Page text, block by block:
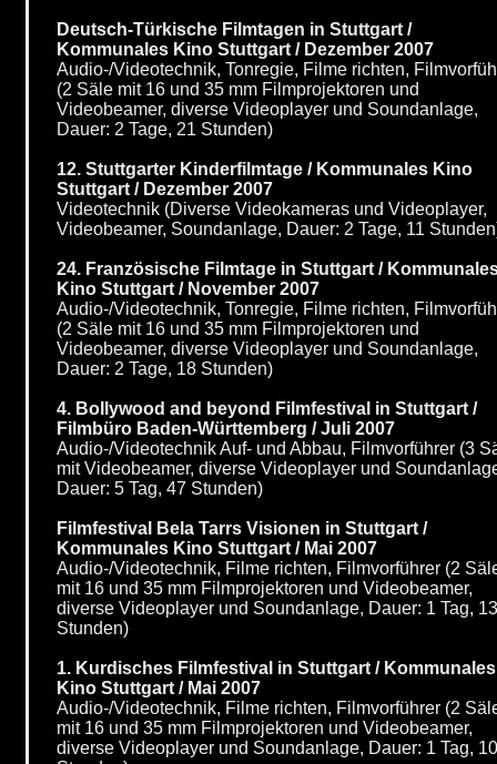
Deutsch-Türkische Filmtagen in Stuttgart /
Kommunales Kino Stuttgart / Dezember 2007
Audio-/Videotechnik, Tonregie, Filme richten,
(2 Säle mit 16 und 35 mm Filmprojektoren und
Videobeamer, diverse Videoplayer und Soundanlage,
Dauer: 2 Tage, 21 Stunden)
12. Stuttgarter Kinderfilmtage / Kommunales Kino
Stuttgart / Dezember 2007
Videotechnik (Diverse Videokameras und Videoplayer,
Videobeamer, Soundanlage, Dauer: 2 Tage, 11
24. Französische Filmtage in Stuttgart /
Kino Stuttgart / November 2007
Audio-/Videotechnik, Tonregie, Filme richten,
(2 Säle mit 16 und 35 mm Filmprojektoren und
Videobeamer, diverse Videoplayer und Soundanlage,
Dauer: 2 Tage, 18 Stunden)
4. Bollywood and beyond Filmfestival in Stuttgart /
Filmbüro Baden-Württemberg / Juli 2007
Audio-/Videotechnik Auf- und Abbau, Filmvorführer (3
mit Videobeamer, diverse Videoplayer und
Dauer: 5 Tag, 47 Stunden)
Filmfestival Bela Tarrs Visionen in Stuttgart /
Kommunales Kino Stuttgart / Mai 2007
Audio-/Videotechnik, Filme richten, Filmvorführer (2
mit 16 und 35 mm Filmprojektoren und Videobeamer,
diverse Videoplayer und Soundanlage, Dauer: 1 Tag, 13
Stunden)
1. Kurdisches Filmfestival in Stuttgart / Kommunales
Kino Stuttgart / Mai 2007
Audio-/Videotechnik, Filme richten, Filmvorführer (2
mit 16 und 35 mm Filmprojektoren und Videobeamer,
diverse Videoplayer und Soundanlage, Dauer: 1 Tag, 10